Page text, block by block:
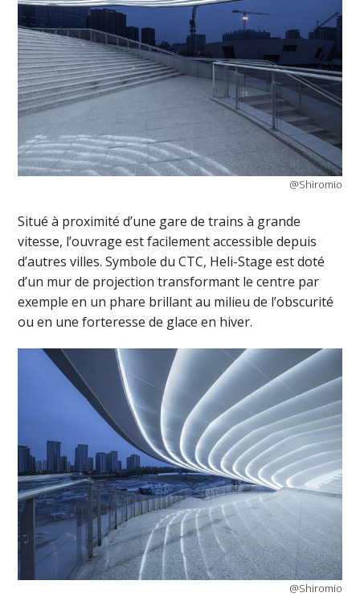
@Shiromio
Situé à proximité d’une gare de trains à grande
vitesse, l’ouvrage est facilement accessible depuis
d’autres villes. Symbole du CTC, Heli-Stage est doté
d’un mur de projection transformant le centre par
exemple en un phare brillant au milieu de l’obscurité
ou en une forteresse de glace en hiver.
@Shiromio